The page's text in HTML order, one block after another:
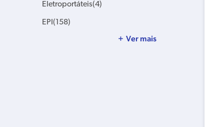
Eletroportáteis(4)
EPI (158)
Ver mais